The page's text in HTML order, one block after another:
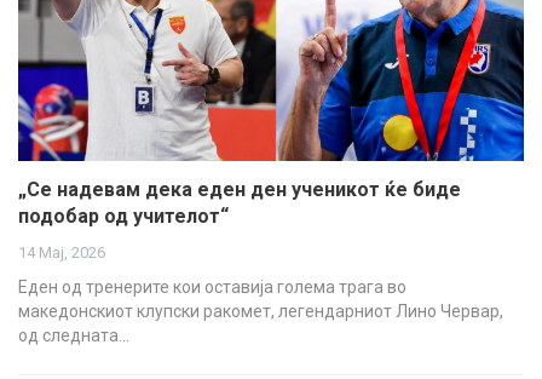
„Се надевам дека еден ден ученикот ќе биде
подобар од учителот“
14 Мај, 2026
Еден од тренерите кои оставија голема трага во
македонскиот клупски ракомет, легендарниот Лино Червар,
од следната…